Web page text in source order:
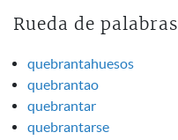
Rueda de palabras
quebrantahuesos
quebrantao
quebrantar
quebrantarse